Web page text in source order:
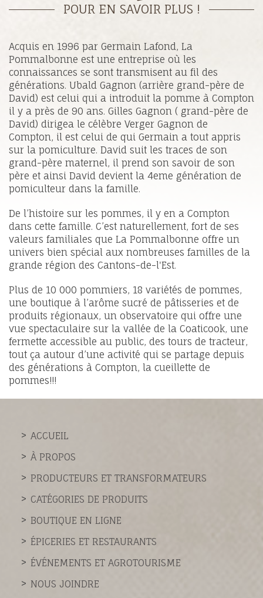
POUR EN SAVOIR PLUS !
Acquis en 1996 par Germain Lafond, La
Pommalbonne est une entreprise où les
connaissances se sont transmisent au fil des
générations. Ubald Gagnon (arrière grand-père de
David) est celui qui a introduit la pomme à Compton
il y a près de 90 ans. Gilles Gagnon ( grand-père de
David) dirigea le célèbre Verger Gagnon de
Compton, il est celui de qui Germain a tout appris
sur la pomiculture. David suit les traces de son
grand-père maternel, il prend son savoir de son
père et ainsi David devient la 4eme génération de
pomiculteur dans la famille.
De l’histoire sur les pommes, il y en a Compton
dans cette famille. C’est naturellement, fort de ses
valeurs familiales que La Pommalbonne offre un
univers bien spécial aux nombreuses familles de la
grande région des Cantons-de-l'Est.
Plus de 10 000 pommiers, 18 variétés de pommes,
une boutique à l’arôme sucré de pâtisseries et de
produits régionaux, un observatoire qui offre une
vue spectaculaire sur la vallée de la Coaticook, une
fermette accessible au public, des tours de tracteur,
tout ça autour d’une activité qui se partage depuis
des générations à Compton, la cueillette de
pommes!!!
ACCUEIL
À PROPOS
PRODUCTEURS ET TRANSFORMATEURS
CATÉGORIES DE PRODUITS
BOUTIQUE EN LIGNE
ÉPICERIES ET RESTAURANTS
ÉVÉNEMENTS ET AGROTOURISME
NOUS JOINDRE